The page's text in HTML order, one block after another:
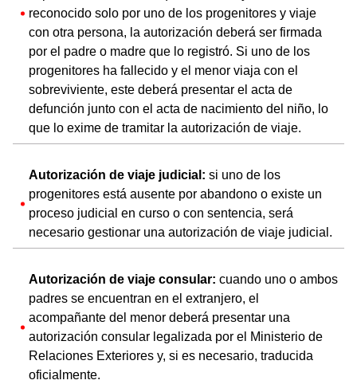
reconocido solo por uno de los progenitores y viaje
con otra persona, la autorización deberá ser firmada
por el padre o madre que lo registró. Si uno de los
progenitores ha fallecido y el menor viaja con el
sobreviviente, este deberá presentar el acta de
defunción junto con el acta de nacimiento del niño, lo
que lo exime de tramitar la autorización de viaje.
Autorización de viaje judicial: si uno de los
progenitores está ausente por abandono o existe un
proceso judicial en curso o con sentencia, será
necesario gestionar una autorización de viaje judicial.
Autorización de viaje consular: cuando uno o ambos
padres se encuentran en el extranjero, el
acompañante del menor deberá presentar una
autorización consular legalizada por el Ministerio de
Relaciones Exteriores y, si es necesario, traducida
oficialmente.